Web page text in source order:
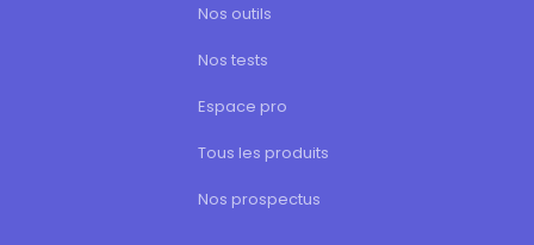
Nos outils
Nos tests
Espace pro
Tous les produits
Nos prospectus